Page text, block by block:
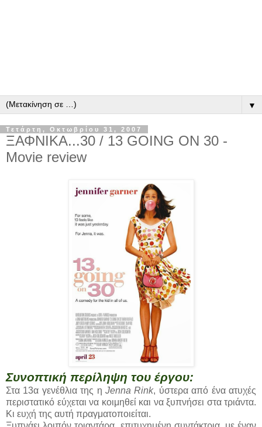
▼
Τετάρτη, Οκτωβρίου 31, 2007
ΞΑΦΝΙΚΑ...30 / 13 GOING ON 30 -
Movie review
Συνοπτική περίληψη του έργου:
Στα 13α γενέθλια της η Jenna Rink, ύστερα από ένα ατυχές
περιστατικό εύχεται να κοιμηθεί και να ξυπνήσει στα τριάντα.
Κι ευχή της αυτή πραγματοποιείται.